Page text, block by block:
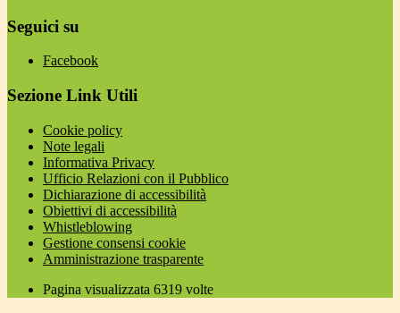
Seguici su
Facebook
Sezione Link Utili
Cookie policy
Note legali
Informativa Privacy
Ufficio Relazioni con il Pubblico
Dichiarazione di accessibilità
Obiettivi di accessibilità
Whistleblowing
Gestione consensi cookie
Amministrazione trasparente
Pagina visualizzata 6319 volte